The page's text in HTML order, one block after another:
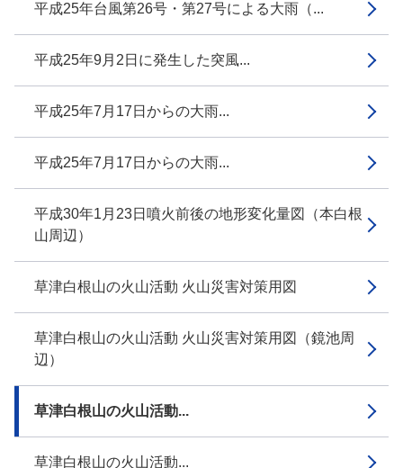
平成25年台風第26号・第27号による大雨（...
平成25年9月2日に発生した突風...
平成25年7月17日からの大雨...
平成25年7月17日からの大雨...
平成30年1月23日噴火前後の地形変化量図（本白根
山周辺）
草津白根山の火山活動 火山災害対策用図
草津白根山の火山活動 火山災害対策用図（鏡池周
辺）
草津白根山の火山活動...
草津白根山の火山活動...